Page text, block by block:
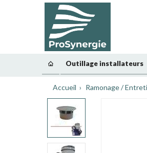
Outillage installateurs
Accueil Ramonage /